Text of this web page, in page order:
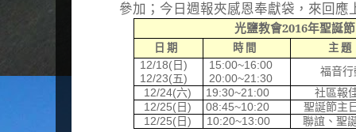
參加；今日週報夾感恩奉獻袋，來回應
光鹽教會2016年聖誕
日 期 時 間 主題
12/18(日)
12/23(五)
15:00~16:00
20:00~21:30
福音行
12/24(六) 19:30~21:00
社區報
12/25(日) 08:45~10:20
聖誕節主
12/25(日) 10:20~13:00 聯誼、聖